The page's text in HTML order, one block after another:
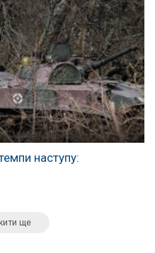
наступу:
ще